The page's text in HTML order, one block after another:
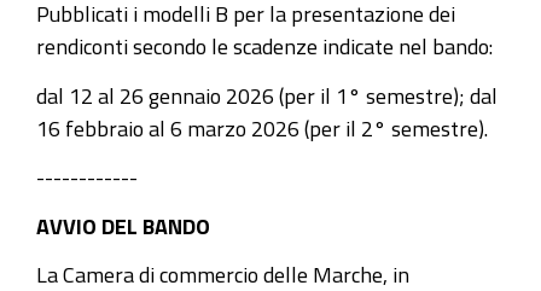
Pubblicati i modelli B per la presentazione dei
rendiconti secondo le scadenze indicate nel bando:
dal 12 al 26 gennaio 2026 (per il 1° semestre); dal
16 febbraio al 6 marzo 2026 (per il 2° semestre).
------------
AVVIO DEL BANDO
La Camera di commercio delle Marche, in